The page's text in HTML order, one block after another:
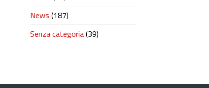
News (187)
Senza categoria(39)